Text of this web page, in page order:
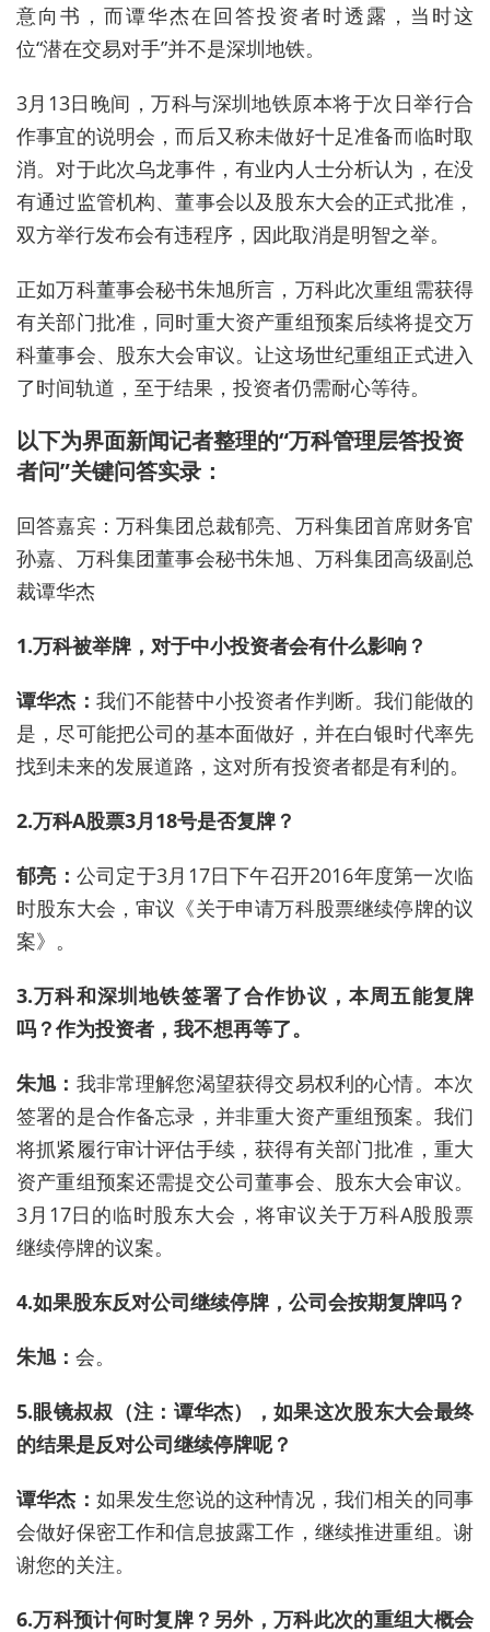
意向书，而谭华杰在回答投资者时透露，当时这
位“潜在交易对手”并不是深圳地铁。
3月13日晚间，万科与深圳地铁原本将于次日举行合
作事宜的说明会，而后又称未做好十足准备而临时取
消。对于此次乌龙事件，有业内人士分析认为，在没
有通过监管机构、董事会以及股东大会的正式批准，
双方举行发布会有违程序，因此取消是明智之举。
正如万科董事会秘书朱旭所言，万科此次重组需获得
有关部门批准，同时重大资产重组预案后续将提交万
科董事会、股东大会审议。让这场世纪重组正式进入
了时间轨道，至于结果，投资者仍需耐心等待。
以下为界面新闻记者整理的“万科管理层答投资
者问”关键问答实录：
回答嘉宾：万科集团总裁郁亮、万科集团首席财务官
孙嘉、万科集团董事会秘书朱旭、万科集团高级副总
裁谭华杰
1.万科被举牌，对于中小投资者会有什么影响？
谭华杰： 我们不能替中小投资者作判断。我们能做的
是，尽可能把公司的基本面做好，并在白银时代率先
找到未来的发展道路，这对所有投资者都是有利的。
2.万科A股票3月18号是否复牌？
郁亮： 公司定于3月17日下午召开2016年度第一次临
时股东大会，审议《关于申请万科股票继续停牌的议
案》。
3.万科和深圳地铁签署了合作协议，本周五能复牌
吗？作为投资者，我不想再等了。
朱旭： 我非常理解您渴望获得交易权利的心情。本次
签署的是合作备忘录，并非重大资产重组预案。我们
将抓紧履行审计评估手续，获得有关部门批准，重大
资产重组预案还需提交公司董事会、股东大会审议。
3月17日的临时股东大会，将审议关于万科A股股票
继续停牌的议案。
4.如果股东反对公司继续停牌，公司会按期复牌吗？
朱旭： 会。
5.眼镜叔叔（注：谭华杰），如果这次股东大会最终
的结果是反对公司继续停牌呢？
谭华杰： 如果发生您说的这种情况，我们相关的同事
会做好保密工作和信息披露工作，继续推进重组。谢
谢您的关注。
6.万科预计何时复牌？另外，万科此次的重组大概会